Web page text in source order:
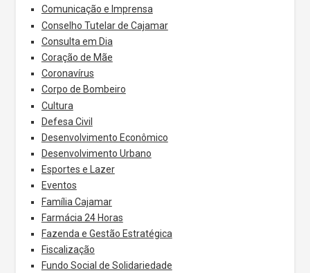
Comunicação e Imprensa
Conselho Tutelar de Cajamar
Consulta em Dia
Coração de Mãe
Coronavírus
Corpo de Bombeiro
Cultura
Defesa Civil
Desenvolvimento Econômico
Desenvolvimento Urbano
Esportes e Lazer
Eventos
Família Cajamar
Farmácia 24 Horas
Fazenda e Gestão Estratégica
Fiscalização
Fundo Social de Solidariedade